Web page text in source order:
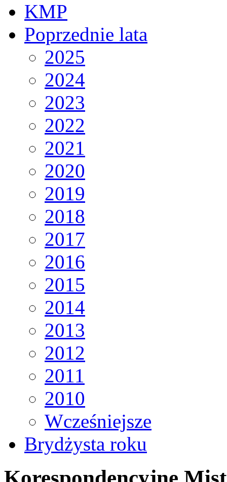
KMP
Poprzednie lata
2025
2024
2023
2022
2021
2020
2019
2018
2017
2016
2015
2014
2013
2012
2011
2010
Wcześniejsze
Brydżysta roku